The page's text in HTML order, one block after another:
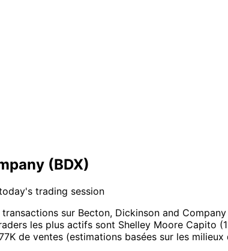
(BDX)
trading session
sur Becton, Dickinson and
les plus actifs sont Shelley Moore Capito
de ventes (estimations basées sur les